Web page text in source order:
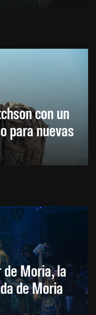
con un
para nuevas
Moria, la
de Moria